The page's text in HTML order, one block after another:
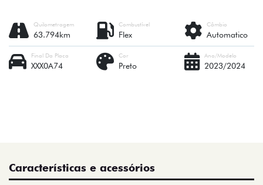
Câmbio
Automatico
Combustível
Flex
Quilometragem
63.794km
Ano/Modelo
2023/2024
Cor
Preto
Final Da Placa
XXX0A74
Características e acessórios